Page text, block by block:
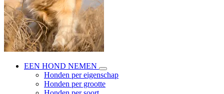
EEN HOND NEMEN
Honden per eigenschap
Honden per grootte